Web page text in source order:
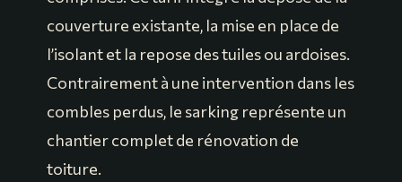
couverture existante, la mise en place de
l’isolant et la repose des tuiles ou ardoises.
Contrairement à une intervention dans les
combles perdus, le sarking représente un
chantier complet de rénovation de
toiture.